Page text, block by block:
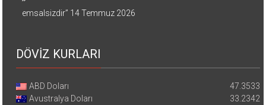
emsalsizdir” 14 Temmuz 2026
DÖVİZ KURLARI
ABD Doları
47.3533
Avustralya Doları
33.2342